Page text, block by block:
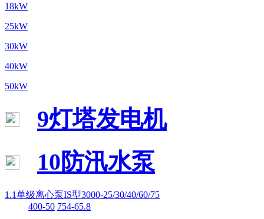
18kW
25kW
30kW
40kW
50kW
9灯塔发电机
10防汛水泵
1.1单级离心泵IS型3000-25/30/40/60/75
400-50 754-65.8